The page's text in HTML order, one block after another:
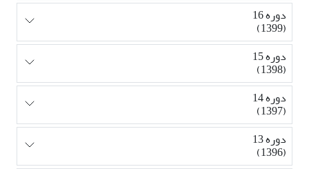
دوره 16
(1399)
دوره 15
(1398)
دوره 14
(1397)
دوره 13
(1396)